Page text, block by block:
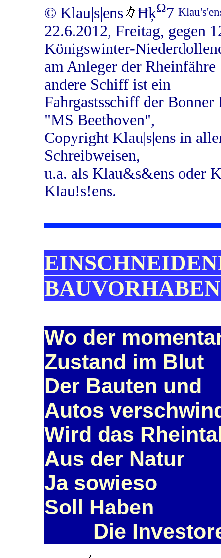
© Klau|s|ens ĦķΩ7
22.6.2012, Freitag, gegen
Königswinter-
am Anleger der
andere Schiff ist ein
Fahrgastsschiff der
"MS Beethoven",
Copyright Klau|s|ens in
Schreibweisen,
u.a. als Klau&s&ens oder
Klau!s!ens.
BAUVORHABEN
Wo der
Zustand im Blut
Der Bauten und
Autos
Wird das
Aus der Natur
Ja sowieso
Soll Haben
Die